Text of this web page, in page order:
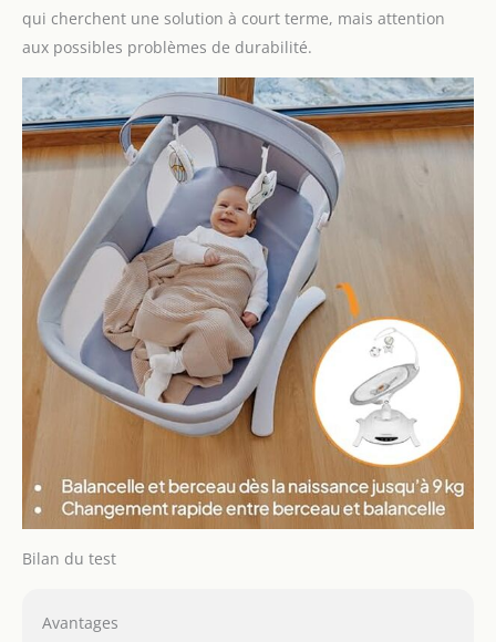
progressivement
jusqu'à s'éteindre
ERGONOMIQUE ET
CONFORTABLE :
L'assise correctement
formée du berceau
avec un coussin
moelleux protège le dos
de votre enfant contre
les fortes pressions. La
housse en tissus
naturels et respirants
assure une aération
suffisante et empêche
une transpiration
excessive du corps de
bébé. Les matériaux
sont
hypoallergéniques. En
cas de salissure, la
housse du coussin du
qui cherchent une solution à court terme, mais attention
aux possibles problèmes de durabilité.
Bilan du test
Avantages